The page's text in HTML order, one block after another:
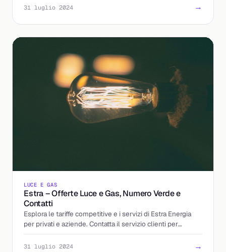
31 luglio 2024 →
LUCE E GAS
Estra – Offerte Luce e Gas, Numero Verde e
Contatti
Esplora le tariffe competitive e i servizi di Estra Energia
per privati e aziende. Contatta il servizio clienti per
maggiori dettagli.
31 luglio 2024 →